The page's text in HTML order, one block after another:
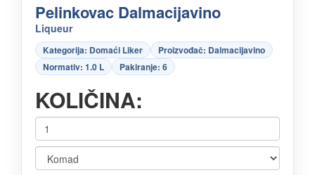
Pelinkovac Dalmacijavino
Liqueur
Kategorija: Domaći Liker
Proizvođač: Dalmacijavino
Normativ: 1.0 L
Pakiranje: 6
KOLIČINA: